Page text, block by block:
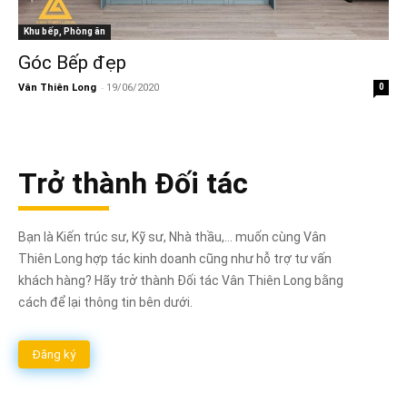
Khu bếp, Phòng ăn
Góc Bếp đẹp
Vân Thiên Long - 19/06/2020 0
Trở thành Đối tác
Bạn là Kiến trúc sư, Kỹ sư, Nhà thầu,... muốn cùng Vân
Thiên Long hợp tác kinh doanh cũng như hỗ trợ tư vấn
khách hàng? Hãy trở thành Đối tác Vân Thiên Long bằng
cách để lại thông tin bên dưới.
Đăng ký